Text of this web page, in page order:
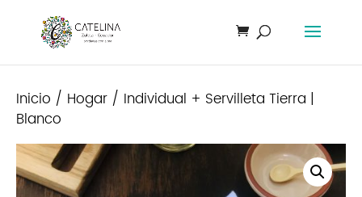
Inicio / Hogar / Individual + Servilleta Tierra |
Blanco